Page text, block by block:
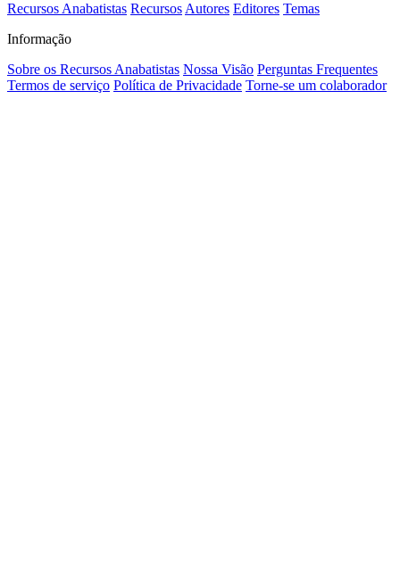
Recursos Anabatistas Recursos Autores Editores Temas
Informação
Sobre os Recursos Anabatistas Nossa Visão Perguntas Frequentes
Termos de serviço Política de Privacidade Torne-se um colaborador